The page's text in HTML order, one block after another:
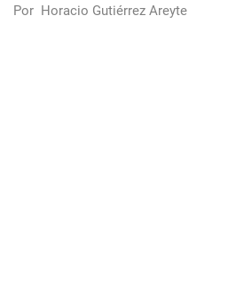
Por Horacio Gutiérrez Areyte